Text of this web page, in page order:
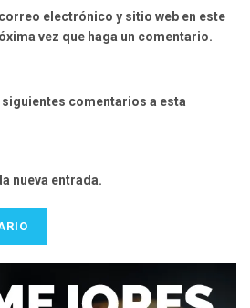
electrónico y sitio web en este
vez que haga un comentario.
comentarios a esta
nueva entrada.